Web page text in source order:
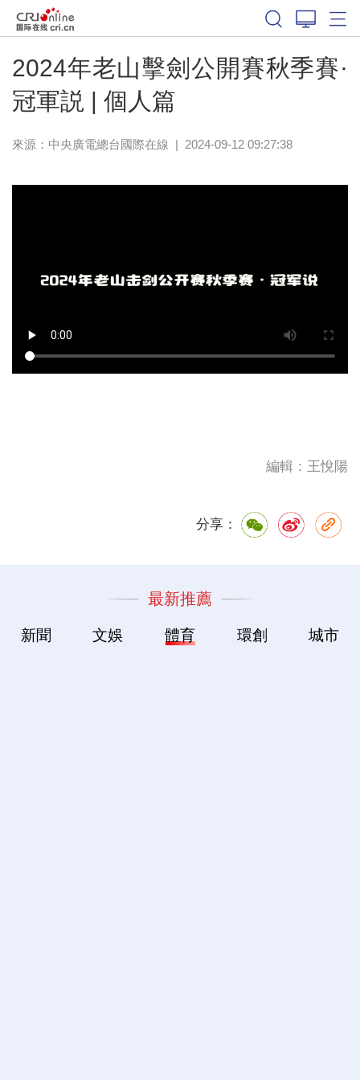
2024年老山擊劍公開賽秋季賽·
冠軍説 | 個人篇
來源：中央廣電總台國際在線 | 2024-09-12 09:27:38
編輯：王悅陽
分享：
最新推薦
新聞 文娛 體育 環創 城市